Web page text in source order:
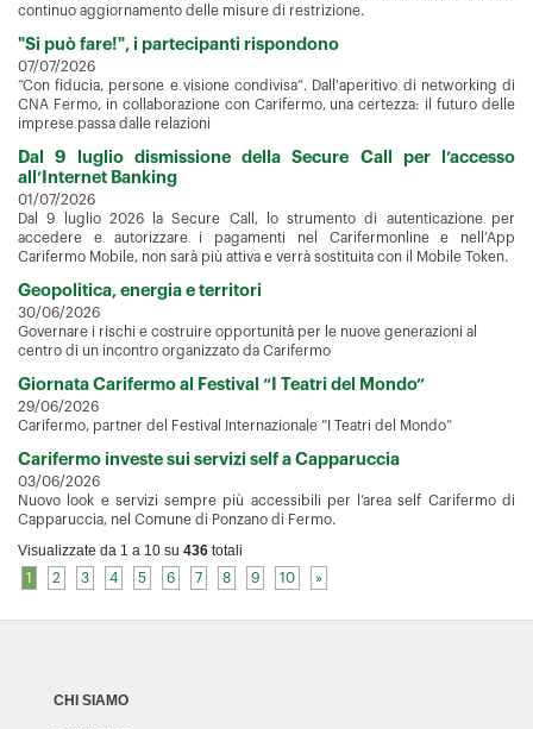
continuo aggiornamento delle misure di restrizione.
"Si può fare!", i partecipanti rispondono
07/07/2026
“Con fiducia, persone e visione condivisa”. Dall'aperitivo di networking di
CNA Fermo, in collaborazione con Carifermo, una certezza: il futuro delle
imprese passa dalle relazioni
Dal 9 luglio dismissione della Secure Call per l’accesso
all’Internet Banking
01/07/2026
Dal 9 luglio 2026 la Secure Call, lo strumento di autenticazione per
accedere e autorizzare i pagamenti nel Carifermonline e nell’App
Carifermo Mobile, non sarà più attiva e verrà sostituita con il Mobile Token.
Geopolitica, energia e territori
30/06/2026
Governare i rischi e costruire opportunità per le nuove generazioni al
centro di un incontro organizzato da Carifermo
Giornata Carifermo al Festival “I Teatri del Mondo”
29/06/2026
Carifermo, partner del Festival Internazionale ”I Teatri del Mondo”
Carifermo investe sui servizi self a Capparuccia
03/06/2026
Nuovo look e servizi sempre più accessibili per l’area self Carifermo di
Capparuccia, nel Comune di Ponzano di Fermo.
Visualizzate da 1 a 10 su 436 totali
1 2 3 4 5 6 7 8 9 10 »
CHI SIAMO